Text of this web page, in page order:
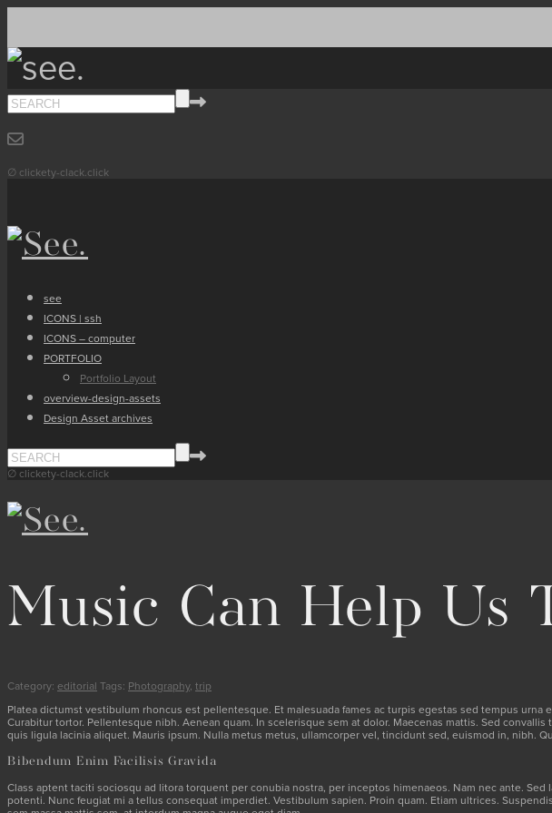
∅ clickety-clack.click
see
ICONS | ssh
ICONS – computer
PORTFOLIO
Portfolio Layout
overview-design-assets
Design Asset archives
∅ clickety-clack.click
Music Can Help Us
Category: editorial Tags: Photography, trip
Platea dictumst vestibulum rhoncus est pellentesque. Et malesuada fames ac turpis egestas sed tempus
Curabitur tortor. Pellentesque nibh. Aenean quam. In scelerisque sem at dolor. Maecenas mattis. Sed
quis ligula lacinia aliquet. Mauris ipsum. Nulla metus metus, ullamcorper vel, tincidunt sed, euismod in, nibh.
Bibendum Enim Facilisis Gravida
Class aptent taciti sociosqu ad litora torquent per conubia nostra, per inceptos himenaeos. Nam nec ante.
potenti. Nunc feugiat mi a tellus consequat imperdiet. Vestibulum sapien. Proin quam. Etiam ultrices.